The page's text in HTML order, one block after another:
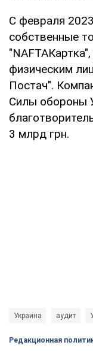
С февраля
собственные
физическим
Постач".
Силы обороны
3 млрд грн.
Украина аудит
Редакционная